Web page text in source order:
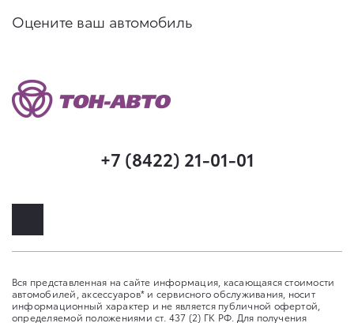
Оцените ваш автомобиль
+7 (8422) 21-01-01
Вся представленная на сайте информация, касающаяся стоимости
автомобилей, аксессуаров* и сервисного обслуживания, носит
информационный характер и не является публичной офертой,
определяемой положениями ст. 437 (2) ГК РФ. Для получения